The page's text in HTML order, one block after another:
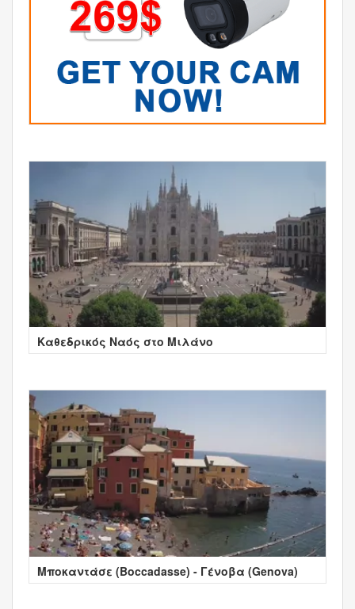
Καθεδρικός Ναός στο Μιλάνο
Μποκαντάσε (Boccadasse) - Γένοβα (Genova)